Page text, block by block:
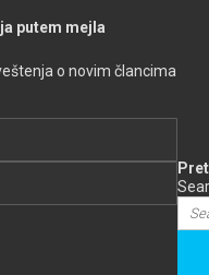
putem mejla
o novim člancima